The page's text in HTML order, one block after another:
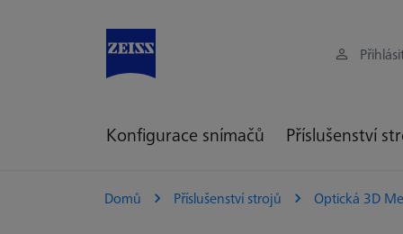
Konfigurace snímačů Příslušenství
Domů Příslušenství strojů Optická 3D